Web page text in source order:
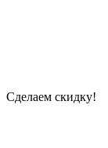
Сделаем скидку!